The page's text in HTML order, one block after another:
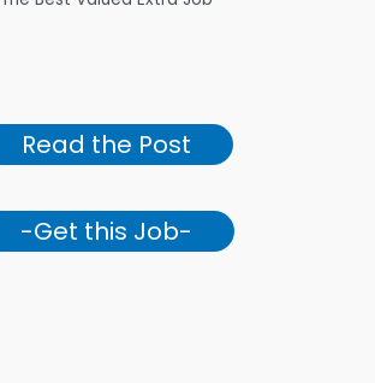
Read the Post
-Get this Job-